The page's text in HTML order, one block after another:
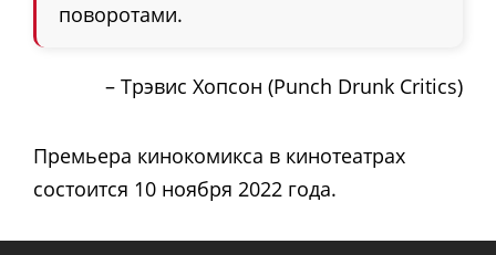
поворотами.
– Трэвис Хопсон (Punch Drunk Critics)
Премьера кинокомикса в кинотеатрах
состоится 10 ноября 2022 года.